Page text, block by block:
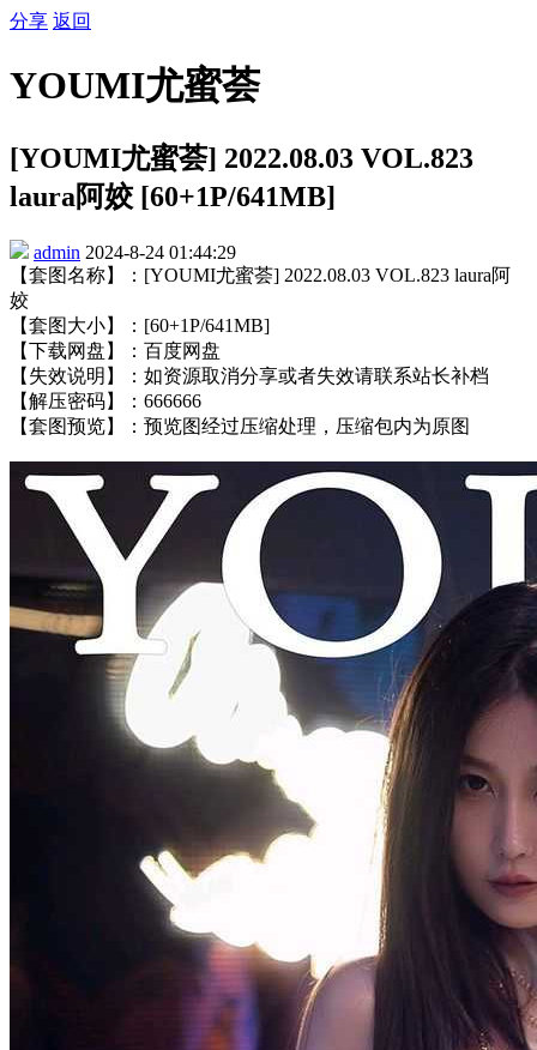
分享 返回
YOUMI尤蜜荟
[YOUMI尤蜜荟] 2022.08.03 VOL.823
laura阿姣 [60+1P/641MB]
admin 2024-8-24 01:44:29
【套图名称】：[YOUMI尤蜜荟] 2022.08.03 VOL.823 laura阿
姣
【套图大小】：[60+1P/641MB]
【下载网盘】：百度网盘
【失效说明】：如资源取消分享或者失效请联系站长补档
【解压密码】：666666
【套图预览】：预览图经过压缩处理，压缩包内为原图